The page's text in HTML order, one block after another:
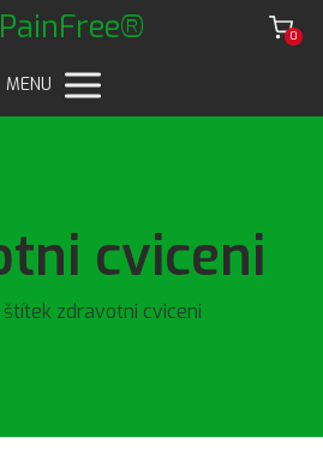
0
MENU
cviceni
zdravotni cviceni